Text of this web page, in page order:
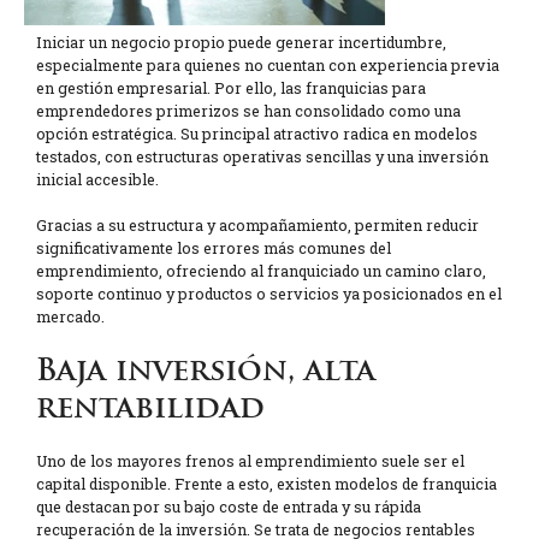
Iniciar un negocio propio puede generar incertidumbre,
especialmente para quienes no cuentan con experiencia previa
en gestión empresarial. Por ello, las franquicias para
emprendedores primerizos se han consolidado como una
opción estratégica. Su principal atractivo radica en modelos
testados, con estructuras operativas sencillas y una inversión
inicial accesible.
Gracias a su estructura y acompañamiento, permiten reducir
significativamente los errores más comunes del
emprendimiento, ofreciendo al franquiciado un camino claro,
soporte continuo y productos o servicios ya posicionados en el
mercado.
Baja inversión, alta
rentabilidad
Uno de los mayores frenos al emprendimiento suele ser el
capital disponible. Frente a esto, existen modelos de franquicia
que destacan por su bajo coste de entrada y su rápida
recuperación de la inversión. Se trata de negocios rentables